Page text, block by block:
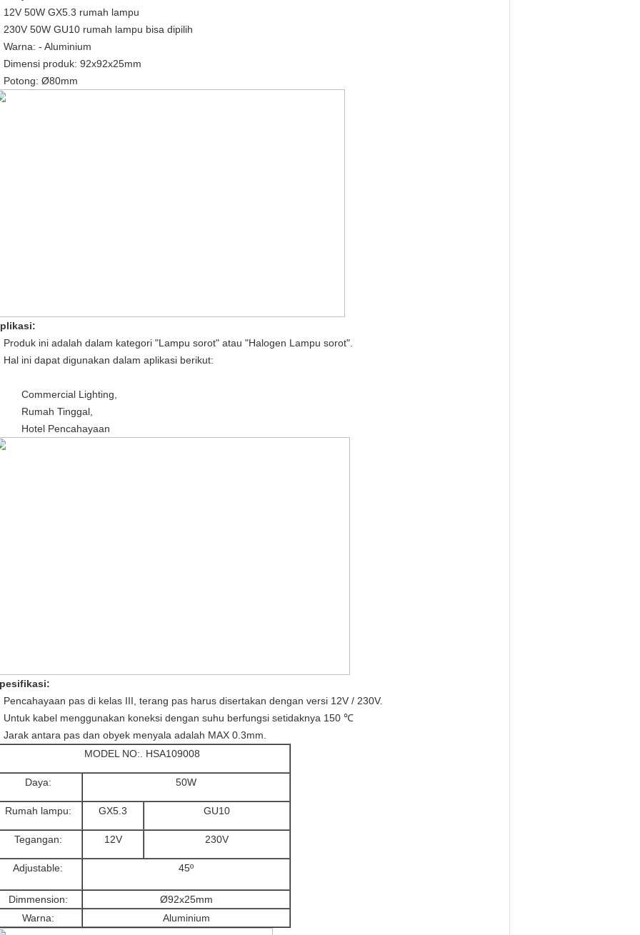
12V 50W GX5.3 rumah lampu
230V 50W GU10 rumah lampu bisa dipilih
Warna: - Aluminium
Dimensi produk: 92x92x25mm
Potong: Ø80mm
Produk ini adalah dalam kategori "Lampu sorot" atau "Halogen Lampu sorot".
Hal ini dapat digunakan dalam aplikasi berikut:
Commercial Lighting,
Rumah Tinggal,
Hotel Pencahayaan
Pencahayaan pas di kelas III, terang pas harus disertakan dengan versi 12V / 230V.
Untuk kabel menggunakan koneksi dengan suhu berfungsi setidaknya 150 ℃
Jarak antara pas dan obyek menyala adalah MAX 0.3mm.
MODEL NO:. HSA109008
Daya: 50W
Rumah lampu: GX5.3 GU10
Tegangan: 12V 230V
Adjustable: 45º
Dimmension:
Ø92x25mm
Warna:
Aluminium